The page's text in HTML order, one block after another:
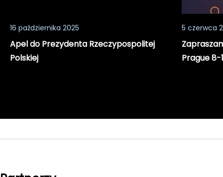
16 października 2025
Apel do Prezydenta Rzeczypospolitej
Polskiej
5 czerwca
Prague 8-